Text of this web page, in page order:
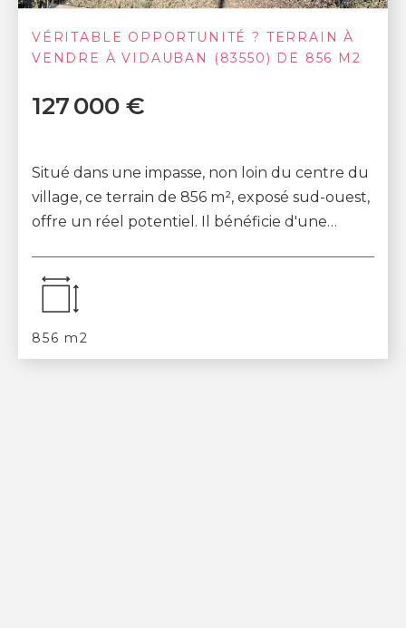
VÉRITABLE OPPORTUNITÉ ? TERRAIN À
VENDRE À VIDAUBAN (83550) DE 856 M2
127 000 €
Situé dans une impasse, non loin du centre du
village, ce terrain de 856 m², exposé sud-ouest,
offre un réel potentiel. Il bénéficie d'une
856 m2